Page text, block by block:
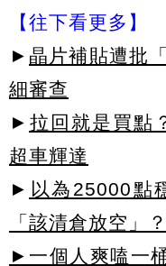
【往下看更多】
► 晶片補貼遭批
細審查
► 拉回就是買點
超車輝達
► 以為25000點
「該清倉放空」
►一個人爽嗑一